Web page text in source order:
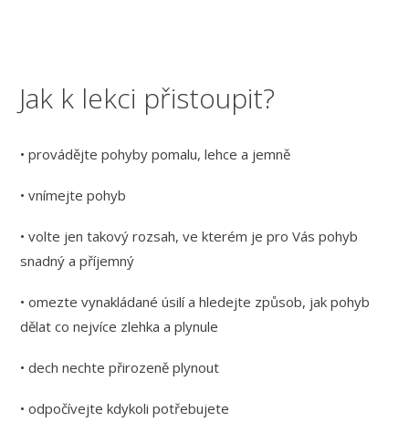
Jak k lekci přistoupit?
• provádějte pohyby pomalu, lehce a jemně
• vnímejte pohyb
• volte jen takový rozsah, ve kterém je pro Vás pohyb
snadný a příjemný
• omezte vynakládané úsilí a hledejte způsob, jak pohyb
dělat co nejvíce zlehka a plynule
• dech nechte přirozeně plynout
• odpočívejte kdykoli potřebujete